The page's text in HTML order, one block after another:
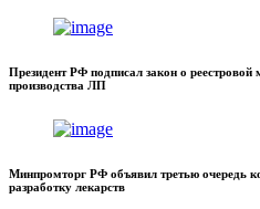
Президент РФ подписал закон о реестровой
производства ЛП
Минпромторг РФ объявил третью очередь
разработку лекарств